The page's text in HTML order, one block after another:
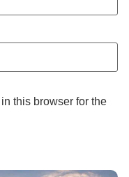
this browser for the